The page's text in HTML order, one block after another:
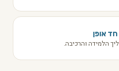
אופן
הלמידה והרכיבה.